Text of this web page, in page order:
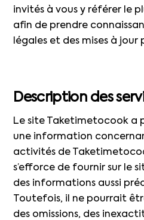
invités à vous y référer le
afin de prendre
légales et des mises à jour
Description des
Le site Taketimetocook a
une information
activités de
s’efforce de fournir sur le
des informations aussi
Toutefois, il ne pourrait
des omissions, des